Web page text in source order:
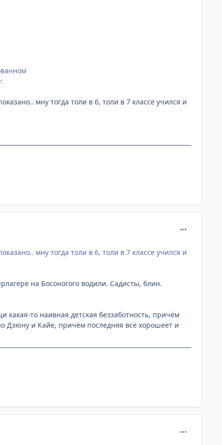
мну тогда толи в 6, толи в 7 классе учился и
мну тогда толи в 6, толи в 7 классе учился и
на Босоногого водили. Садисты, блин.
какая-то наивная детская беззаботность, причём
Дзюну и Кайе, причём последняя всё хорошеет и